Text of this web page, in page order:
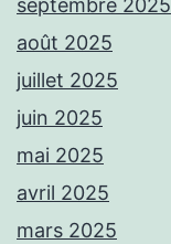
septembre 2025
août 2025
juillet 2025
juin 2025
mai 2025
avril 2025
mars 2025